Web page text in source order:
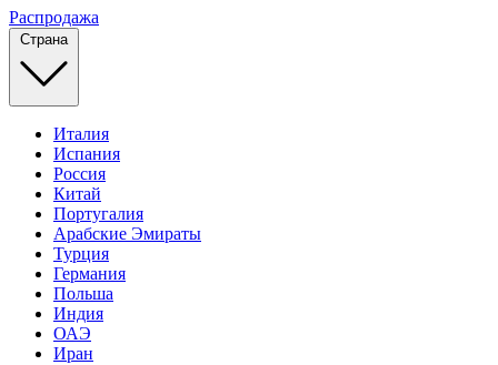
Распродажа
Страна
Италия
Испания
Россия
Китай
Португалия
Арабские Эмираты
Турция
Германия
Польша
Индия
ОАЭ
Иран